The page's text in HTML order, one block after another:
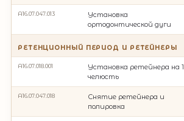
A16.07.047.013
Установка
ортодонтической дуги
РЕТЕНЦИОННЫЙ ПЕРИОД И РЕТЕЙНЕРЫ
A16.07.018.001
Установка ретейнера на 1
челюсть
A16.07.047.018
Снятие ретейнера и
полировка